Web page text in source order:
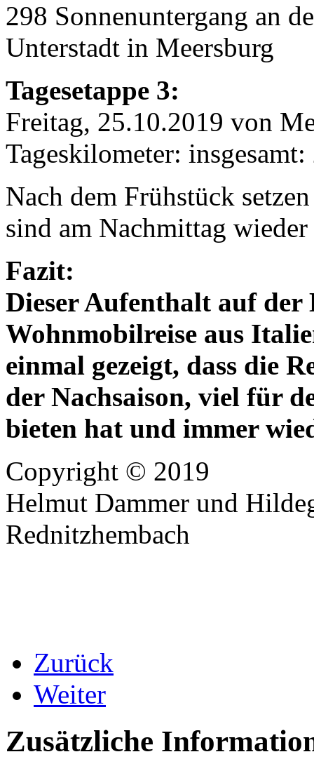
298 Sonnenuntergang an
Unterstadt in Meersburg
Tagesetappe 3:
Freitag, 25.10.2019 von
Tageskilometer:
Nach dem Frühstück
sind am Nachmittag wieder
Fazit:
Dieser Aufenthalt auf
Wohnmobilreise aus
einmal gezeigt, dass die
der Nachsaison, viel für
bieten hat und immer
Copyright © 2019
Helmut Dammer und
Rednitzhembach
Zurück
Weiter
Zusätzliche